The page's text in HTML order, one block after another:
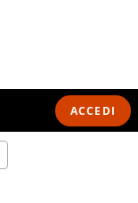
ACCEDI